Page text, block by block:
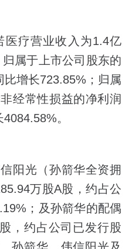
医疗营业收入为1.4亿
属于上市公司股东的
增长723.85%；归属
经常性损益的净利润
。
阳光（孙箭华全资拥
万股A股，约占公
；及孙箭华的配偶
，约占公司已发行股